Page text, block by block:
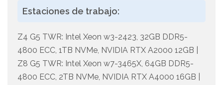
Estaciones de trabajo:
Z4 G5 TWR: Intel Xeon w3-2423, 32GB DDR5-
4800 ECC, 1TB NVMe, NVIDIA RTX A2000 12GB |
Z8 G5 TWR: Intel Xeon w7-3465X, 64GB DDR5-
4800 ECC, 2TB NVMe, NVIDIA RTX A4000 16GB |